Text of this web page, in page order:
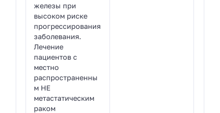
железы при
высоком риске
прогрессирования
заболевания.
Лечение
пациентов с
местно
распространенны
м НЕ
метастатическим
раком